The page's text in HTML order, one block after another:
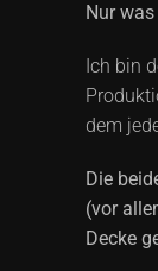
Nur
Ich bin
dem
Die
(vor
Decke